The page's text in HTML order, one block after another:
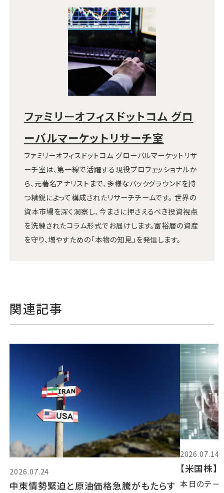
ファミリーオフィスドットコム グロ
ーバルマーケットリサーチ室
ファミリーオフィスドットコム グローバルマーケットリサ
ーチ室は、第一線で活躍する現役プロフェッショナルか
ら、元著名アナリストまで、多様なバックグラウンドを持
つ精鋭によって構成されたリサーチチームです。 世界の
資本市場を深く洞察し、今まさに押さえるべき投資視点
を洗練されたコラム形式でお届けします。富裕層の資産
を守り、増やすための「本物の知見」を発信します。
関連記事
2026.07.24
中東情勢緊迫と原油価格急騰がもたらす
2026.07.14
【米国株
本日のテー